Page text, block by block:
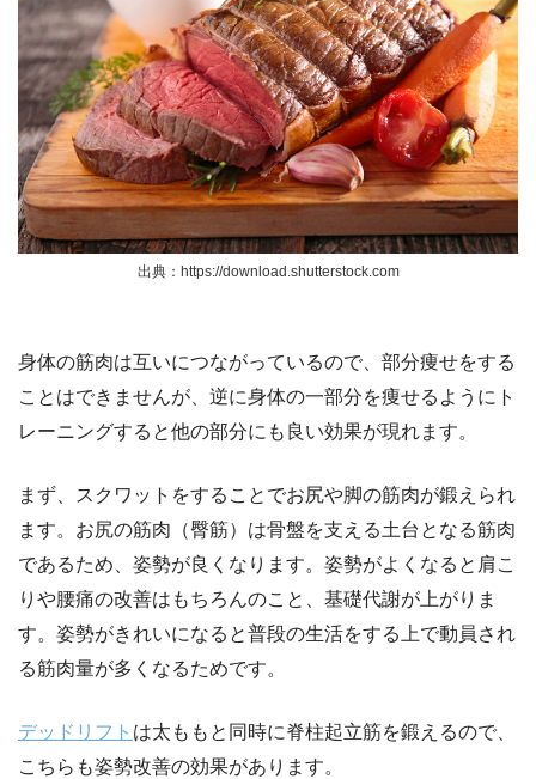
出典：https://download.shutterstock.com
身体の筋肉は互いにつながっているので、部分痩せをする
ことはできませんが、逆に身体の一部分を痩せるようにト
レーニングすると他の部分にも良い効果が現れます。
まず、スクワットをすることでお尻や脚の筋肉が鍛えられ
ます。お尻の筋肉（臀筋）は骨盤を支える土台となる筋肉
であるため、姿勢が良くなります。姿勢がよくなると肩こ
りや腰痛の改善はもちろんのこと、基礎代謝が上がりま
す。姿勢がきれいになると普段の生活をする上で動員され
る筋肉量が多くなるためです。
デッドリフト は太ももと同時に脊柱起立筋を鍛えるので、
こちらも姿勢改善の効果があります。